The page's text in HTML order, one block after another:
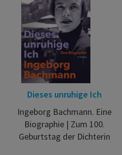
Dieses unruhige Ich
Ingeborg Bachmann. Eine
Biographie | Zum 100.
Geburtstag der Dichterin